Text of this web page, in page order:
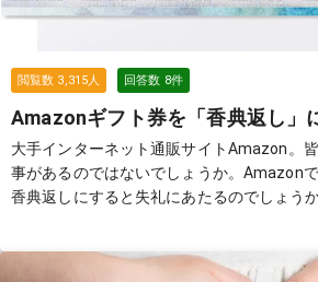
閲覧数 3,315人 回答数 8件
Amazonギフト券を「香典返し」
大手インターネット通販サイトAmazon。
事があるのではないでしょうか。Amazon
香典返しにすると失礼にあたるのでしょう